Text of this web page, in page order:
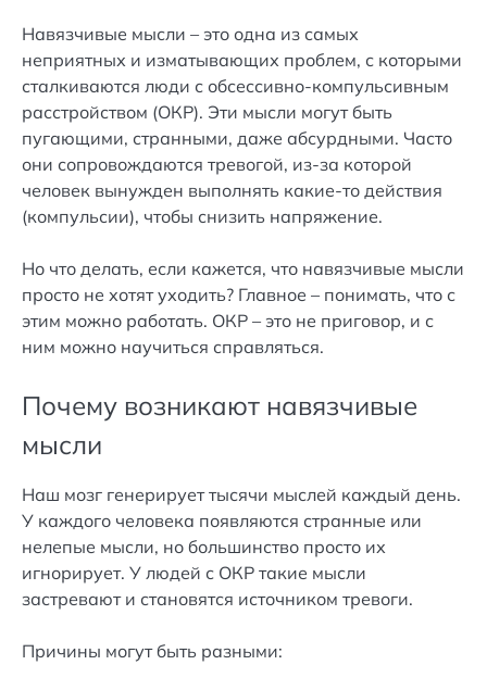
Навязчивые мысли – это одна из самых
неприятных и изматывающих проблем, с которыми
сталкиваются люди с обсессивно-компульсивным
расстройством (ОКР). Эти мысли могут быть
пугающими, странными, даже абсурдными. Часто
они сопровождаются тревогой, из-за которой
человек вынужден выполнять какие-то действия
(компульсии), чтобы снизить напряжение.
Но что делать, если кажется, что навязчивые мысли
просто не хотят уходить? Главное – понимать, что с
этим можно работать. ОКР – это не приговор, и с
ним можно научиться справляться.
Почему возникают навязчивые
мысли
Наш мозг генерирует тысячи мыслей каждый день.
У каждого человека появляются странные или
нелепые мысли, но большинство просто их
игнорирует. У людей с ОКР такие мысли
застревают и становятся источником тревоги.
Причины могут быть разными: